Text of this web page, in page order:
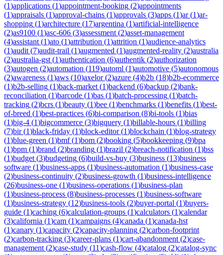
(1)applications (1)appointment-booking (2)appointments
(1)appraisals (1)approval-chains (1)approvals (3)apps (1)ar(1)ar-
shopping (1)architecture (17)argentina (1)artificial-intelligence
(2)as9100 (1)asc-606 (3)assessment (2)asset-management
(4)assistant (1)ato (1)attribution (1)attrition (1)audience-analytics
(1)audit (7)audit-trail (1)augmented (1)augmented-reality (2)australia
(2)australia-gst (1)authentication (6)authentik (2)authorization
(3)autogen (2)automation (119)automl (1)automotive (5)autonomous
(2)awareness (1)aws (10)axelor(2)azure (4)b2b (18)b2b-ecommerce
(1)b2b-selling (1)back-market (1)backend (6)backup (2)bank-
reconciliation (1)barcode (1)bas (1)batch-processing (1)batch-
tracking (2)bcrs (1)beauty (1)bee (1)benchmarks (1)benefits (1)best-
of-breed (1)best-practices (6)bi-comparison (8)bi-tools (1)bias
(1)big-4 (1)bigcommerce (3)bigquery (1)billable-hours (1)billing
(7)bir(1)black-friday (1)block-editor(1)blockchain (1)blog-strategy
(1)blue-green (1)bmf(1)bom (2)booking (5)bookkeeping (9)bpa
(1)bpm (1)brand (2)branding (1)brazil (2)breach-notification (1)bss
(1)budget (3)budgeting (6)build-vs-buy (3)business (13)business
software (1)business-apps (1)business-automation (1)business-case
(2)business-continuity (2)business-growth (1)business-intelligence
(26)business-one (1)business-operations (1)business-plan
(1)business-process (8)business-processes (1)business-software
(1)business-strategy (12)business-tools (2)buyer-portal (1)buyers-
guide (1)caching (6)calculation-groups (1)calculators (1)calendar
(3)california (1)cam (1)campaigns (4)canada (1)canada-hst
(1)canary (1)capacity (2)capacity-planning (2)carbon-footprint
(2)carbon-tracking (3)career-plans (1)cart-abandonment (2)case-
management (2)case-study (11)cash-flow (4)catalog (2)catalog-sync